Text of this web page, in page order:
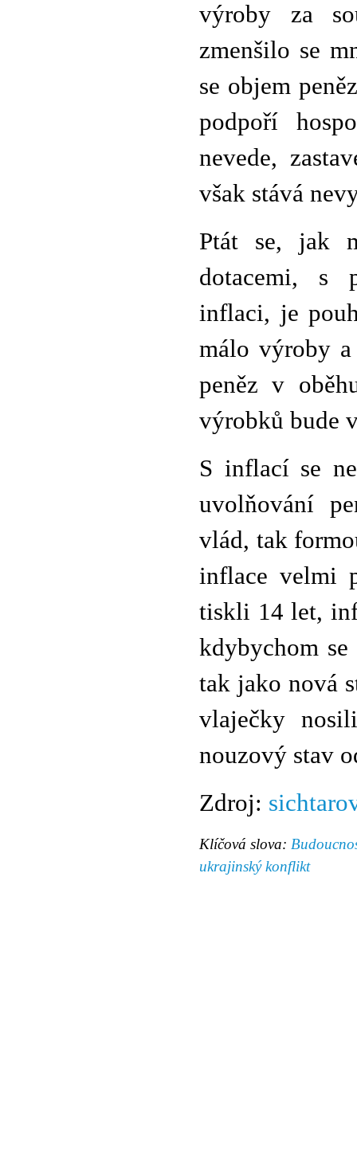
výroby za
zmenšilo se
se objem
podpoří
nevede,
však stává
Ptát se, jak
dotacemi, s
inflaci, je
málo výroby
peněz v
výrobků bude
S inflací se
uvolňování
vlád, tak
inflace velmi
tiskli 14 let,
kdybychom
tak jako nová
vlaječky
nouzový stav
Zdroj:
Klíčová slova:
ukrajinský konflikt